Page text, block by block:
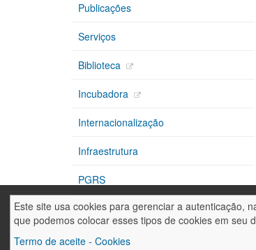
Este site usa cookies para gerenciar a autenticação,
que podemos colocar esses tipos de cookies em seu
Termo de aceite - Cookies
Publicações
Serviços
Biblioteca
Incubadora
Internacionalização
Infraestrutura
PGRS
CIPA
Extensão